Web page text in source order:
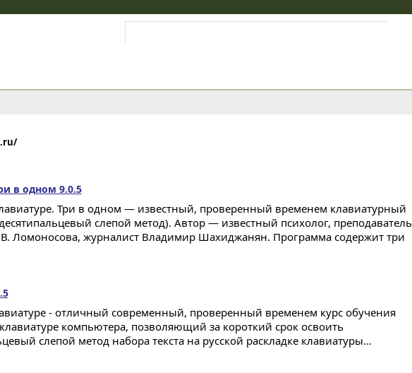
в одном 9.0.5
Три в одном — известный, проверенный временем клавиатурный
слепой метод). Автор — известный психолог, преподаватель
Ломоносова, журналист Владимир Шахиджанян. Программа содержит три
- отличный современный, проверенный временем курс обучения
компьютера, позволяющий за короткий срок освоить
слепой метод набора текста на русской раскладке клавиатуры...